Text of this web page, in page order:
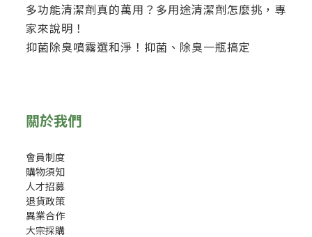
多功能清潔劑真的萬用？多用途清潔劑怎麼挑，專
家來說明！
抑菌除臭噴霧選和淨！抑菌、除臭一瓶搞定
關於我們
會員制度
購物須知
人才招募
退貨政策
異業合作
大宗採購